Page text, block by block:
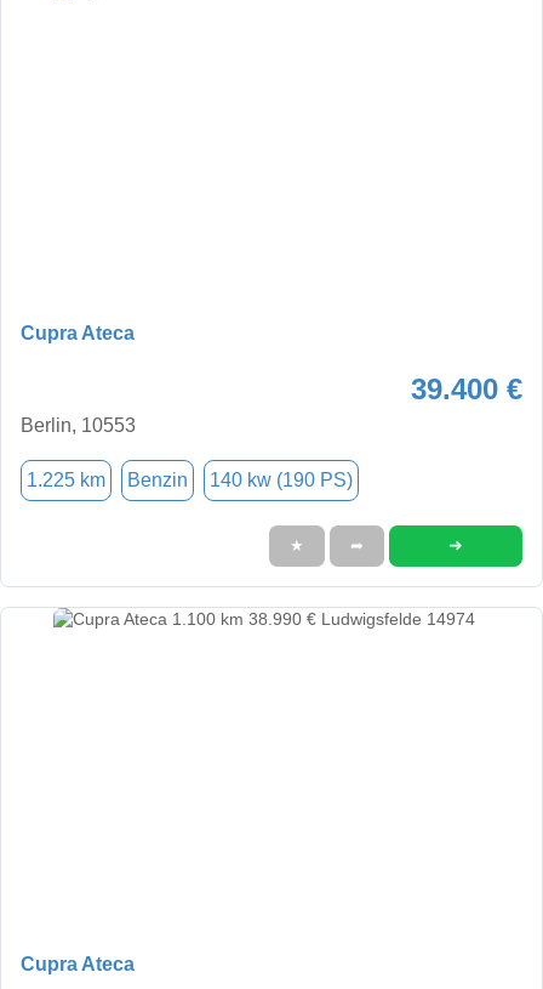
Cupra Ateca
39.400 €
Berlin, 10553
1.225 km Benzin 140 kw (190 PS)
★ ➦ ➜
Cupra Ateca